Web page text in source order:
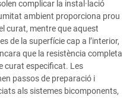
complicar la instal·lació
ambient proporciona prou
curat, mentre que aquest
de la superfície cap a l’interior,
que la resistència completa
curat especificat. Les
passos de preparació i
als sistemes bicomponents,